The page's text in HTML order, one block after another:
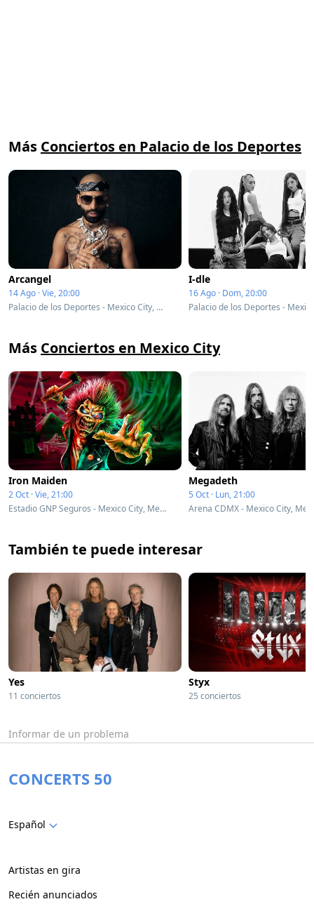
Más Conciertos en Palacio de los Deportes
Arcangel
14 Ago · Vie, 20:00
Palacio de los Deportes - Mexico City, Mexico
I-dle
16 Ago · Dom, 20:00
Más Conciertos en Mexico City
Iron Maiden
2 Oct · Vie, 21:00
Estadio GNP Seguros - Mexico City, Mexico
Megadeth
5 Oct · Lun, 21:00
Arena CDMX - Mexico City,
También te puede interesar
Yes
11 conciertos
Styx
25 conciertos
Informar de un problema
CONCERTS 50
Español
Artistas en gira
Recién anunciados